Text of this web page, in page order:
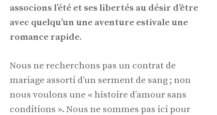
associons l’été et ses libertés au désir d’être
avec quelqu’un une aventure estivale une
romance rapide.
Nous ne recherchons pas un contrat de
mariage assorti d’un serment de sang ; non
nous voulons une « histoire d’amour sans
conditions ». Nous ne sommes pas ici pour